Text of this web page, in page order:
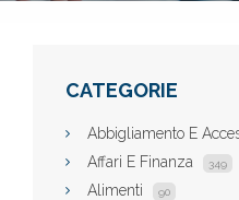
CATEGORIE
Abbigliamento E
Affari E Finanza 349
Alimenti 90